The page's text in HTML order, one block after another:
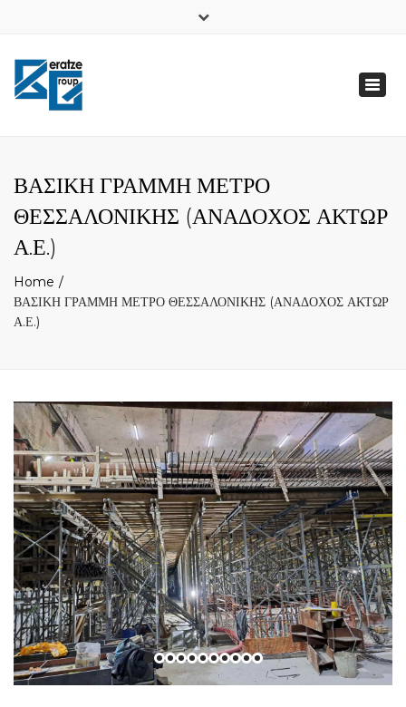
Toggle
ΒΑΣΙΚΗ ΓΡΑΜΜΗ ΜΕΤΡΟ
ΘΕΣΣΑΛΟΝΙΚΗΣ (ΑΝΑΔΟΧΟΣ ΑΚΤΩΡ
Α.Ε.)
Home
ΒΑΣΙΚΗ ΓΡΑΜΜΗ ΜΕΤΡΟ ΘΕΣΣΑΛΟΝΙΚΗΣ (ΑΝΑΔΟΧΟΣ ΑΚΤΩΡ
Α.Ε.)